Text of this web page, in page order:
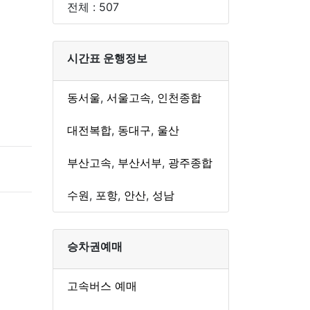
전체 : 507
시간표 운행정보
동서울, 서울고속, 인천종합
대전복합, 동대구, 울산
부산고속, 부산서부, 광주종합
수원, 포항, 안산, 성남
승차권예매
고속버스 예매